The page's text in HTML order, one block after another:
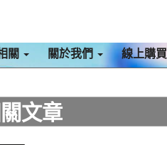
關 關於我們 線上購買
文章